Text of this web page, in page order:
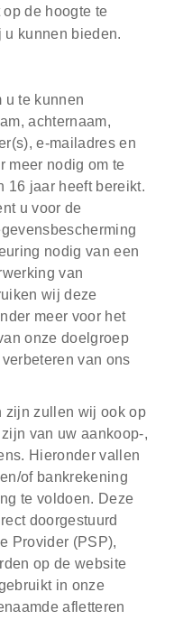
de hoogte te
u kunnen bieden.
u te kunnen
achternaam,
e-mailadres en
meer nodig om te
16 jaar heeft bereikt.
u voor de
nodig van een
van
wij deze
meer voor het
onze doelgroep
van ons
zijn zullen wij ook op
van uw aankoop-,
Hieronder vallen
of bankrekening
te voldoen. Deze
doorgestuurd
Provider (PSP),
op de website
in onze
afletteren